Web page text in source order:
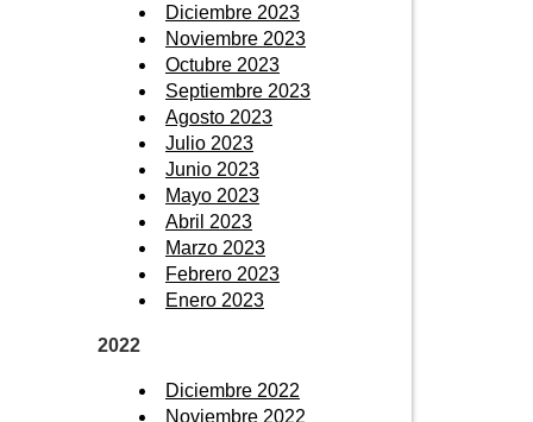
Diciembre 2023
Noviembre 2023
Octubre 2023
Septiembre 2023
Agosto 2023
Julio 2023
Junio 2023
Mayo 2023
Abril 2023
Marzo 2023
Febrero 2023
Enero 2023
2022
Diciembre 2022
Noviembre 2022